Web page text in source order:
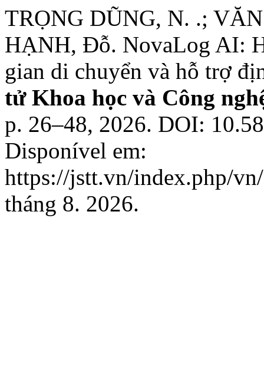
TRỌNG DŨNG, N. .;
HẠNH, Đỗ. NovaLog AI:
gian di chuyển và hỗ trợ
tử Khoa học và Công
p. 26–48, 2026. DOI:
Disponível em:
https://jstt.vn/index.php/
tháng 8. 2026.